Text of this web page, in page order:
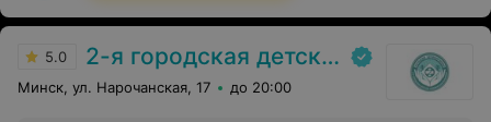
5.0 2-я городская детская клиническая больница
Минск, ул. Нарочанская, 17 до 20:00